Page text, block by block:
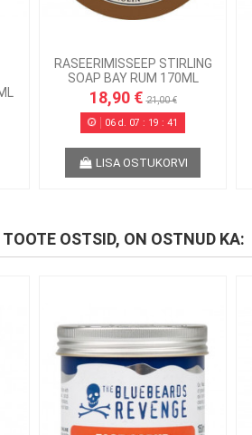
RASEERIMISSEEP STIRLING
SOAP BAY RUM 170ML
18,90 €21,00 €
06 d. 07 : 19 :41
LISA OSTUKORVI
OSTSID, ON OSTNUD KA: